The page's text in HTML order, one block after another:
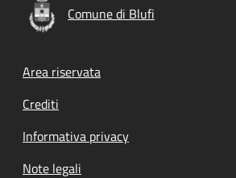
Comune di Blufi
Footer menu
Area riservata
Crediti
Informativa privacy
Note legali